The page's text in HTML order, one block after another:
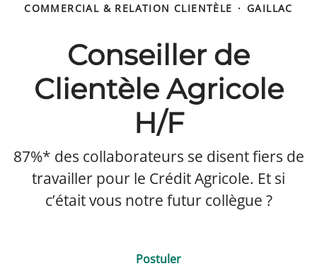
COMMERCIAL & RELATION CLIENTÈLE · GAILLAC
Conseiller de
Clientèle Agricole
H/F
87%* des collaborateurs se disent fiers de
travailler pour le Crédit Agricole. Et si
c’était vous notre futur collègue ?
Postuler